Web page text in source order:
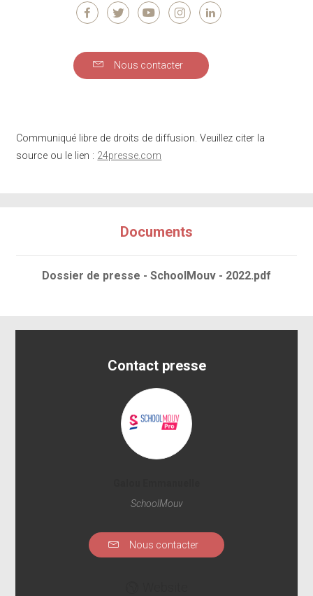
Nous contacter
Communiqué libre de droits de diffusion. Veuillez citer la
source ou le lien : 24presse.com
Documents
Dossier de presse - SchoolMouv - 2022.pdf
Contact presse
SchoolMouv
Nous contacter